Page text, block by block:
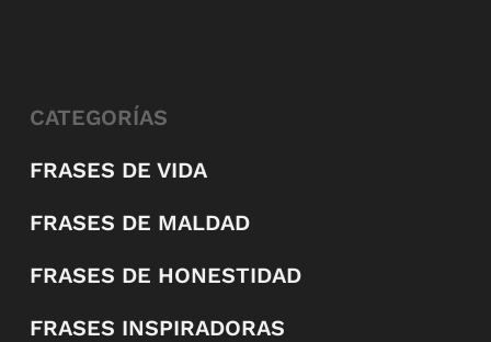
CATEGORÍAS
FRASES DE VIDA
FRASES DE MALDAD
FRASES DE HONESTIDAD
FRASES INSPIRADORAS